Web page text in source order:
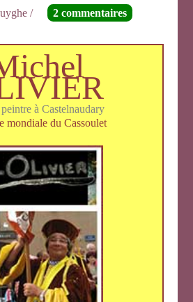
/ 2 commentaires
à Castelnaudary
mondiale du Cassoulet